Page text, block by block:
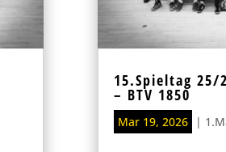
15.Spieltag 25/
– BTV 1850
Mar 19, 2026 |